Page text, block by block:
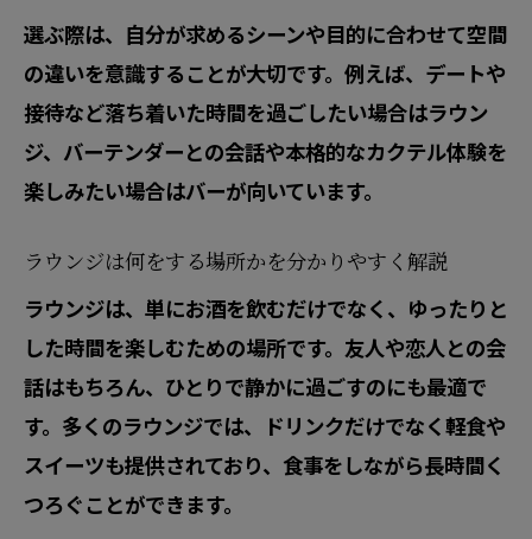
選ぶ際は、自分が求めるシーンや目的に合わせて空間
の違いを意識することが大切です。例えば、デートや
接待など落ち着いた時間を過ごしたい場合はラウン
ジ、バーテンダーとの会話や本格的なカクテル体験を
楽しみたい場合はバーが向いています。
ラウンジは何をする場所かを分かりやすく解説
ラウンジは、単にお酒を飲むだけでなく、ゆったりと
した時間を楽しむための場所です。友人や恋人との会
話はもちろん、ひとりで静かに過ごすのにも最適で
す。多くのラウンジでは、ドリンクだけでなく軽食や
スイーツも提供されており、食事をしながら長時間く
つろぐことができます。